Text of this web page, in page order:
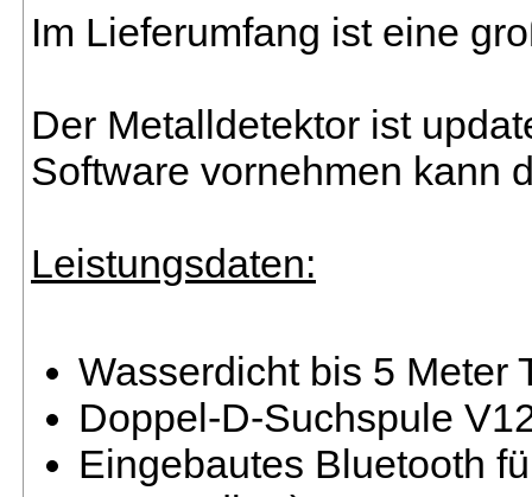
Im Lieferumfang ist eine
Der Metalldetektor ist
Software vornehmen kann
Leistungsdaten:
Wasserdicht bis 5 Meter
Doppel-D-Suchspule
Eingebautes Bluetooth